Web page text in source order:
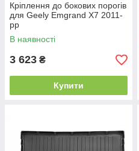
Кріплення до бокових порогів
для Geely Emgrand X7 2011-
рр
В наявності
3 623 ₴
Купити